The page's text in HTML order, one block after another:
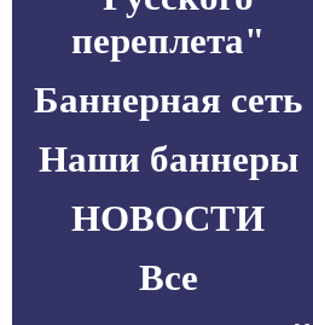
переплета"
Баннерная сеть
Наши баннеры
НОВОСТИ
Все